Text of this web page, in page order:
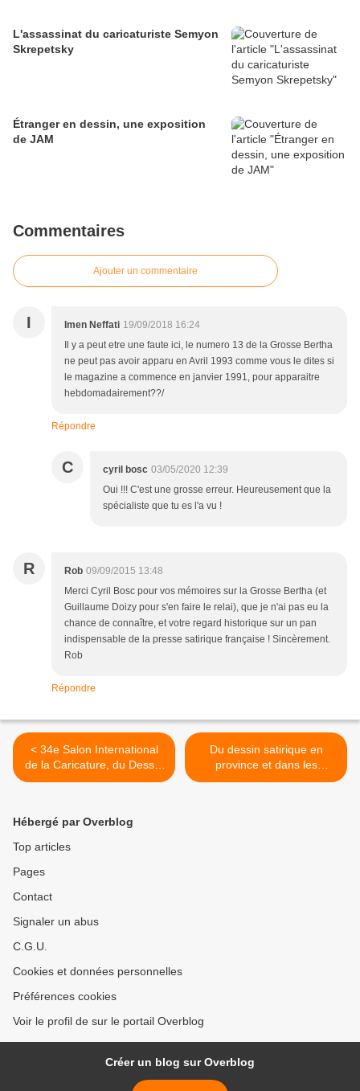
L'assassinat du caricaturiste Semyon
Skrepetsky
Étranger en dessin, une exposition
de JAM
Commentaires
Ajouter un commentaire
I Imen Neffati 19/09/2018 16:24
Il y a peut etre une faute ici, le numero 13 de la Grosse Bertha
ne peut pas avoir apparu en Avril 1993 comme vous le dites si
le magazine a commence en janvier 1991, pour apparaitre
hebdomadairement??/
Répondre
C cyril bosc 03/05/2020 12:39
Oui !!! C'est une grosse erreur. Heureusement que la
spécialiste que tu es l'a vu !
R Rob 09/09/2015 13:48
Merci Cyril Bosc pour vos mémoires sur la Grosse Bertha (et
Guillaume Doizy pour s'en faire le relai), que je n'ai pas eu la
chance de connaître, et votre regard historique sur un pan
indispensable de la presse satirique française ! Sincèrement.
Rob
Répondre
< 34e Salon International
de la Caricature, du Dessin
de Presse et d’Humour de
2015
Du dessin satirique en
province et dans les
colonies >
Hébergé par Overblog
Top articles
Pages
Contact
Signaler un abus
C.G.U.
Cookies et données personnelles
Préférences cookies
Voir le profil de sur le portail Overblog
Créer un blog sur Overblog